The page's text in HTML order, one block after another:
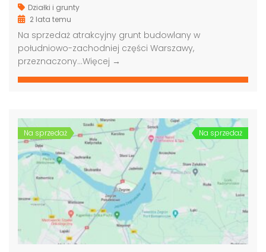
Działki i grunty
2 lata temu
Na sprzedaż atrakcyjny grunt budowlany w
południowo-zachodniej części Warszawy,
przeznaczony…Więcej →
Na sprzedaż Na sprzedaż